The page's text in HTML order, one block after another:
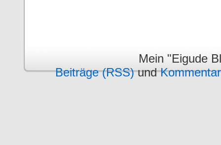
Mein "Eigude
Beiträge (RSS)und